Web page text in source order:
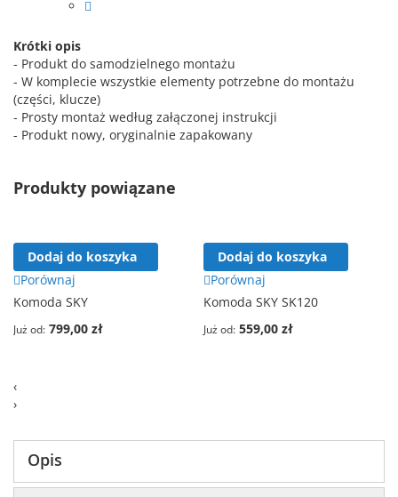
Krótki opis
- Produkt do samodzielnego montażu
- W komplecie wszystkie elementy potrzebne do montażu
(części, klucze)
- Prosty montaż według załączonej instrukcji
- Produkt nowy, oryginalnie zapakowany
Produkty powiązane
Dodaj do koszyka
Porównaj
Komoda SKY
Już od 799,00 zł
Dodaj do koszyka
Porównaj
Komoda SKY SK120
Już od 559,00 zł
‹
›
Opis